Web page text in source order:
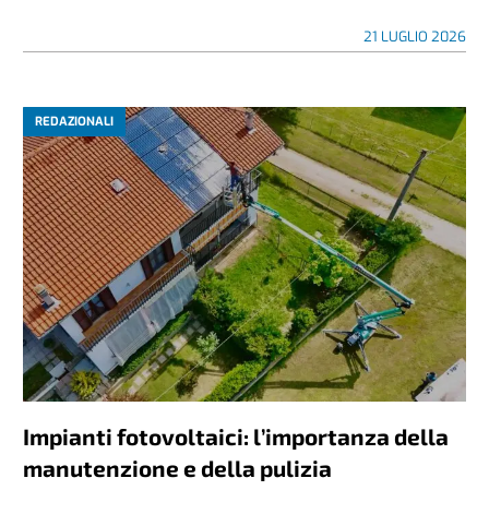
21 LUGLIO 2026
REDAZIONALI
Impianti fotovoltaici: l’importanza della
manutenzione e della pulizia